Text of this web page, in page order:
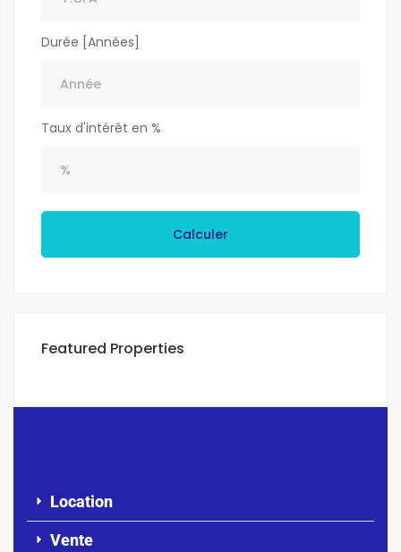
Durée [Années]
Taux d'intérêt en %
Calculer
Featured Properties
Location
Vente